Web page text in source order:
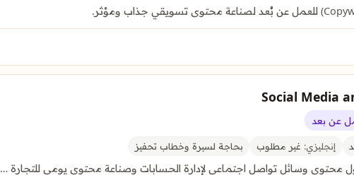
Social Media
عن بعد
إنجليزي: غير مطلوب بحاجة لسيرة وخطاب تحفيز
وسائل تواصل اجتماعي لإدارة الحسابات وصناعة محتوى يومي للتجارة …